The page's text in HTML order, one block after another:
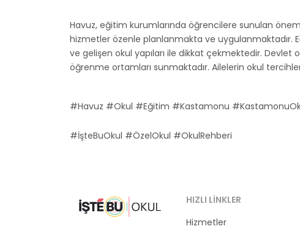
Havuz, eğitim kurumlarında öğrencilere sunulan
hizmetler özenle planlanmakta ve uygulanmaktadır.
ve gelişen okul yapıları ile dikkat çekmektedir.
öğrenme ortamları sunmaktadır. Ailelerin okul
#Havuz #Okul #Eğitim #Kastamonu
#İşteBuOkul #ÖzelOkul #OkulRehberi
HIZLI LINKLER
Hizmetler